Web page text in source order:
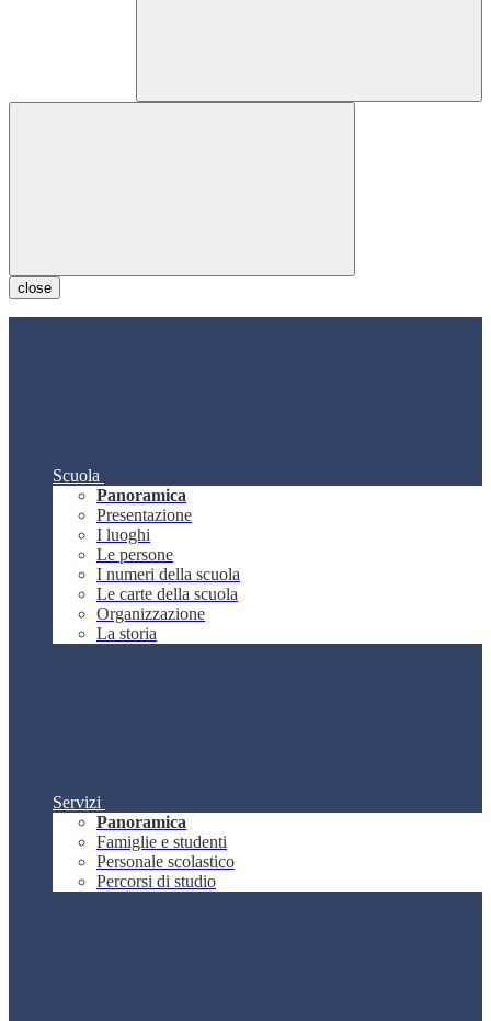
close
Scuola
Panoramica
Presentazione
I luoghi
Le persone
I numeri della scuola
Le carte della scuola
Organizzazione
La storia
Servizi
Panoramica
Famiglie e studenti
Personale scolastico
Percorsi di studio